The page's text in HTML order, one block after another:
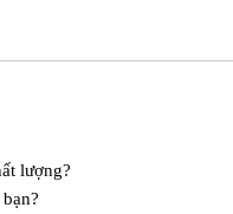
lượng?